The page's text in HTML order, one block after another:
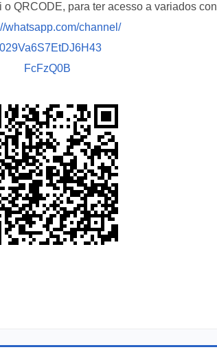
QRCODE, para ter acesso a variados
whatsapp.com/channel/
FcFzQ0B